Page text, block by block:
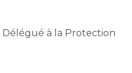
Délégué à la Protection